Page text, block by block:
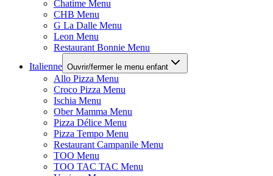
Chatime Menu
CHB Menu
G La Dalle Menu
Leon Menu
Restaurant Bonnie Menu
Italienne Ouvrir/fermer le menu enfant
Allo Pizza Menu
Croco Pizza Menu
Ischia Menu
Ober Mamma Menu
Pizza Délice Menu
Pizza Tempo Menu
Restaurant Campanile Menu
TOO Menu
TOO TAC TAC Menu